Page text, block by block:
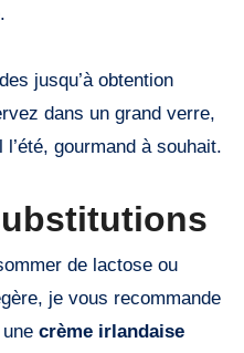
jusqu’à obtention
dans un grand verre,
gourmand à souhait.
de lactose ou
je vous recommande
crème irlandaise